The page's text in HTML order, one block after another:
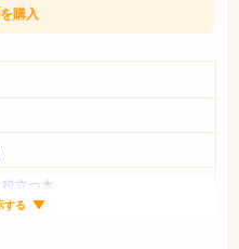
立つ本
する
を購入